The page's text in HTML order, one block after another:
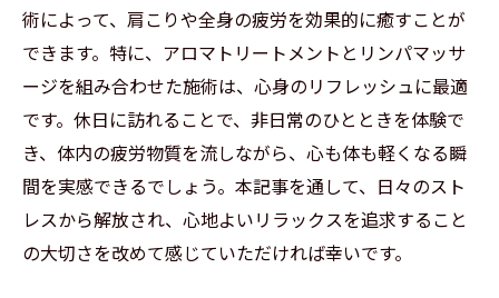
術によって、肩こりや全身の疲労を効果的に癒すことが
できます。特に、アロマトリートメントとリンパマッサ
ージを組み合わせた施術は、心身のリフレッシュに最適
です。休日に訪れることで、非日常のひとときを体験で
き、体内の疲労物質を流しながら、心も体も軽くなる瞬
間を実感できるでしょう。本記事を通して、日々のスト
レスから解放され、心地よいリラックスを追求すること
の大切さを改めて感じていただければ幸いです。